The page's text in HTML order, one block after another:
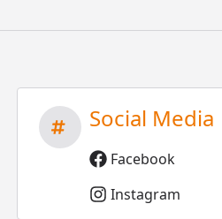
Social Media
Facebook
Instagram